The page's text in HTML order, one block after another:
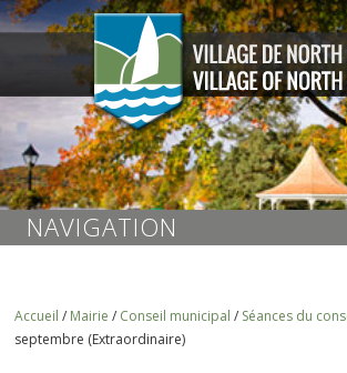
NAVIGATION
Accueil / Mairie / Conseil municipal / Séances du
septembre (Extraordinaire)